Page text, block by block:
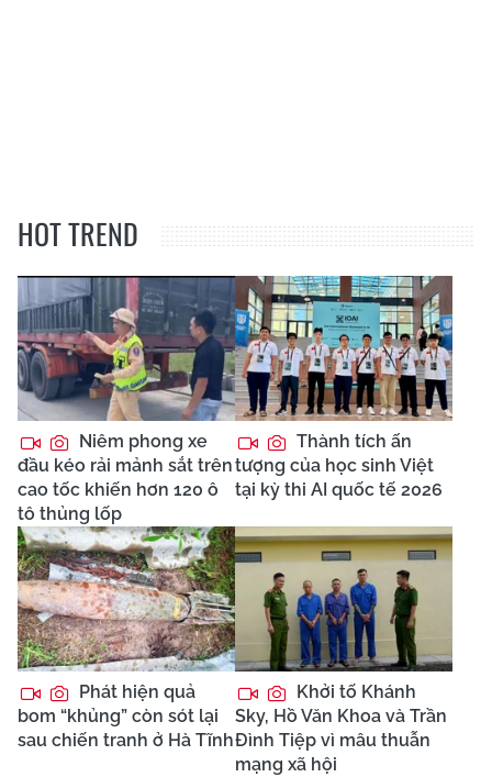
HOT TREND
Niêm phong xe
đầu kéo rải mảnh sắt trên
cao tốc khiến hơn 120 ô
tô thủng lốp
Thành tích ấn
tượng của học sinh Việt
tại kỳ thi AI quốc tế 2026
Phát hiện quả
bom “khủng” còn sót lại
sau chiến tranh ở Hà Tĩnh
Khởi tố Khánh
Sky, Hồ Văn Khoa và Trần
Đình Tiệp vì mâu thuẫn
mạng xã hội